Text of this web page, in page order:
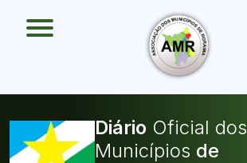
Diário Oficial dos
Municípios
O Que Pode Ser Publicado
Faça sua Adesão